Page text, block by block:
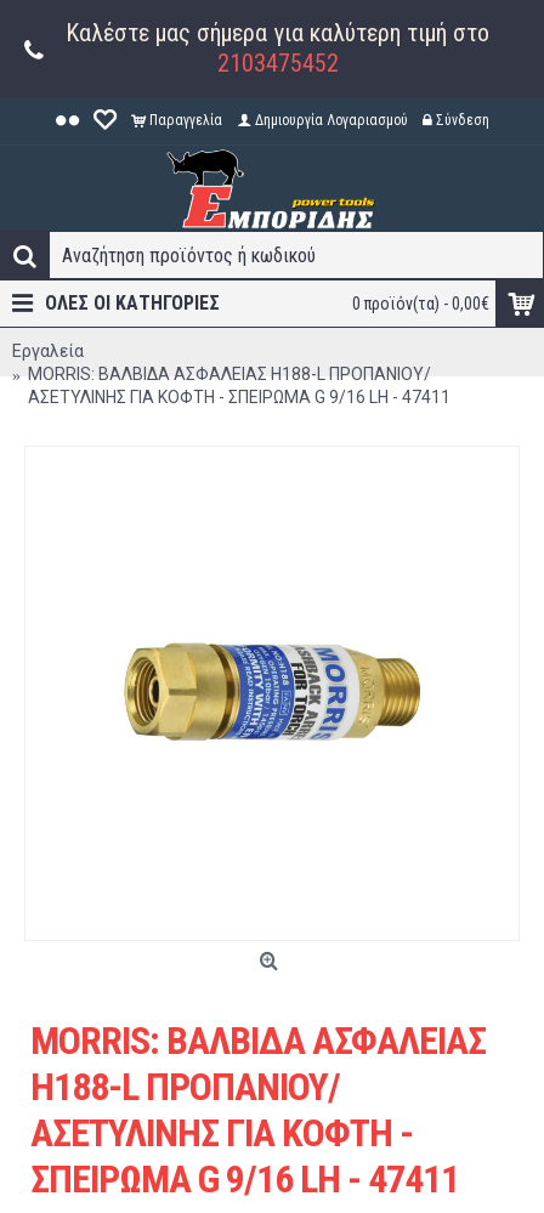
Καλέστε μας σήμερα για καλύτερη τιμή στο
2103475452
Παραγγελία Δημιουργία Λογαριασμού Σύνδεση
0 προϊόν(τα) - 0,00€
ΟΛΕΣ ΟΙ ΚΑΤΗΓΟΡΊΕΣ
Εργαλεία
MORRIS: ΒΑΛΒΙΔΑ ΑΣΦΑΛΕΙΑΣ H188-L ΠΡΟΠΑΝΙΟΥ/
ΑΣΕΤΥΛΙΝΗΣ ΓΙΑ ΚΟΦΤΗ - ΣΠΕΙΡΩΜΑ G 9/16 LH - 47411
MORRIS: ΒΑΛΒΙΔΑ ΑΣΦΑΛΕΙΑΣ
H188-L ΠΡΟΠΑΝΙΟΥ/
ΑΣΕΤΥΛΙΝΗΣ ΓΙΑ ΚΟΦΤΗ -
ΣΠΕΙΡΩΜΑ G 9/16 LH - 47411